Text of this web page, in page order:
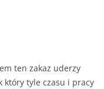
ten zakaz uderzy
który tyle czasu i pracy